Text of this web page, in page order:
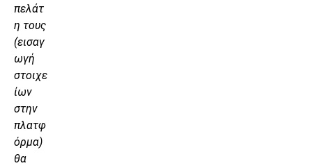
πελάτ
η τους
(εισαγ
ωγή
στοιχε
ίων
στην
πλατφ
όρμα)
θα